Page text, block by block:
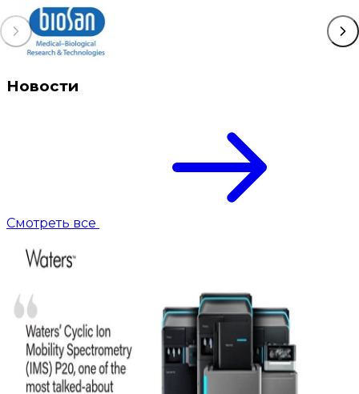
Новости
Смотреть все